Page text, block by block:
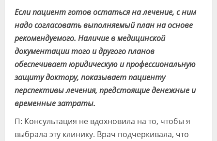
Если пациент готов остаться на лечение, с ним
надо согласовать выполняемый план на основе
рекомендуемого. Наличие в медицинской
документации того и другого планов
обеспечивает юридическую и профессиональную
защиту доктору, показывает пациенту
перспективы лечения, предстоящие денежные и
временные затраты.
П: Консультация не вдохновила на то, чтобы я
выбрала эту клинику. Врач подчеркивала, что